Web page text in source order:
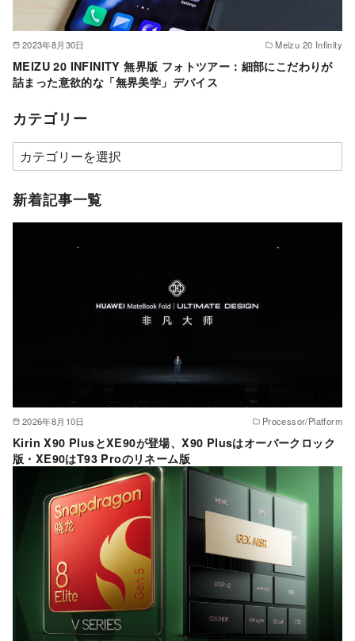
2023年8月30日 Meizu 20 Infinity
MEIZU 20 INFINITY 無界版 フォトツアー：細部にこだわりが
詰まった意欲的な「無界美学」デバイス
カテゴリー
カ
テ
ゴ
新着記事一覧
2026年8月10日 Processor/Platform
Kirin X90 PlusとXE90が登場、X90 Plusはオーバークロック
版・XE90はT93 Proのリネーム版